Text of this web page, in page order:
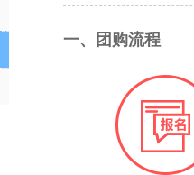
一、团购流程